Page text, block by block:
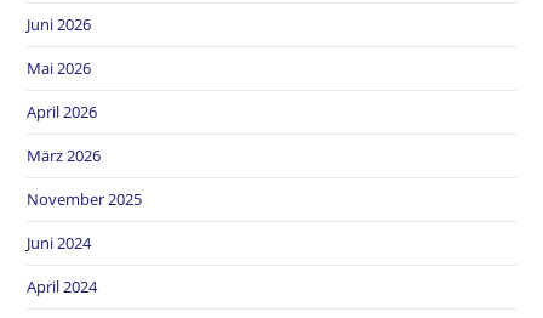
Juni 2026
Mai 2026
April 2026
März 2026
November 2025
Juni 2024
April 2024